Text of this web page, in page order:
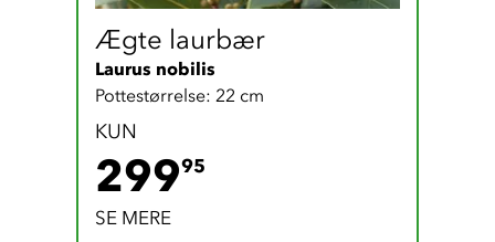
Ægte laurbær
Laurus nobilis
Pottestørrelse: 22 cm
KUN
29995
SE MERE